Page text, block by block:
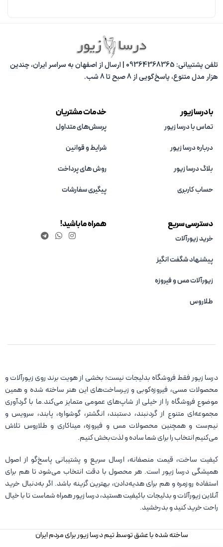
تلفن پشتیبانی: 09364368365 | ارسال از اصفهان به سراسر ایران، چندین
هزار مدل متنوع، پاسخ‌گویی از 8 صبح تا 8 شب.
با درسا زیور
تماس با درسا زیور
درباره درسا زیور
بلاگ درسا زیور
حساب کاربری
خدمات مشتریان
پرسش‌های متداول
شرایط و قوانین
روش های پرداخت
پیگیری سفارشات
دسترسی سریع
خرید زیورآلات
پیشنهاد شگفت انگیز
زیورآلات مس و فیروزه‌
طلاروس
همراه ما باشید!
درسا زیور فقط فروشگاه بدلیجات نیست؛ بخشی از هویت برند روی زیورآلات و
محصولات مسی، فیروزه‌کوبی و زیرساخت‌های این هنر ساخته شده و همین
موضوع فروشگاه را از خیلی از شاپ‌های عمومی متمایز می‌کند.ما با گردآوری
مجموعه‌ای متنوع از گردنبند، دستبند، انگشتر، گوشواره، پابند، سرویس و
نیم‌ست و همچنین محصولات مس و فیروزه، میناکاری و طلاروس تلاش
می‌کنیم انتخاب را برای شما ساده و لذت‌بخش کنیم.
کیفیت ساخت، قیمت منصفانه، ارسال سریع و پشتیبانی پاسخ‌گو از اصول
همیشگی درسا زیور است. هر محصول با دقت انتخاب می‌شود تا هم برای
استفاده روزمره و هم برای هدیه‌دادن، بهترین گزینه باشد. اگر به‌دنبال خرید
آنلاین زیورآلات و بدلیجات باکیفیت هستید، درسا زیور همراه شماست تا با خیال
راحت خرید کنید و بدرخشید.
ساخته شده با عشق توسط تیم درسا زیور برای مردم ایران